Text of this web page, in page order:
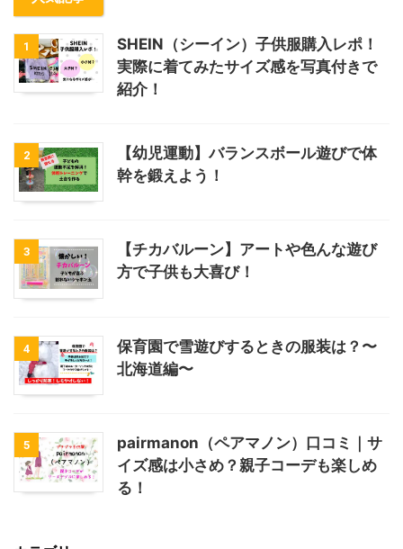
1
SHEIN（シーイン）子供服購入レポ！
実際に着てみたサイズ感を写真付きで
紹介！
2
【幼児運動】バランスボール遊びで体
幹を鍛えよう！
3
【チカバルーン】アートや色んな遊び
方で子供も大喜び！
4
保育園で雪遊びするときの服装は？〜
北海道編〜
5
pairmanon（ペアマノン）口コミ｜サ
イズ感は小さめ？親子コーデも楽しめ
る！